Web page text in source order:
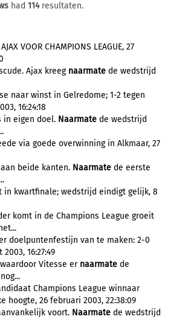
had 114resultaten.
VOOR CHAMPIONS LEAGUE, 27
Ajax kreeg naarmate de wedstrijd
naar winst in Gelredome; 1-2 tegen
16:24:18
in eigen doel. Naarmate de wedstrijd
via goede overwinning in Alkmaar, 27
beide kanten. Naarmate de eerste
in kwartfinale; wedstrijd eindigt gelijk, 8
komt in de Champions League groeit
doelpuntenfestijn van te maken: 2-0
16:27:49
Vitesse er naarmate de
Champions League winnaar
hoogte, 26 februari 2003, 22:38:09
voort. Naarmate de wedstrijd